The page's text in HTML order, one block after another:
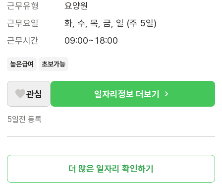
근무유형
요양원
근무요일
화, 수, 목, 금, 일 (주 5일)
근무시간
09:00~18:00
높은급여 초보가능
관심 일자리정보 더보기
5일전 등록
더 많은 일자리 확인하기